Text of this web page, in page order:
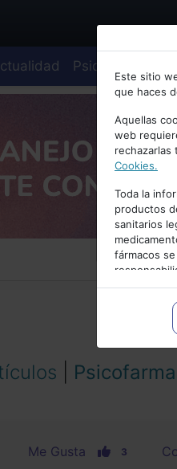
Escribe tu
Accede o
Psiquiatría
Este sitio
que haces
Aquellas
web
rechazarlas
Cookies.
Toda la
productos
sanitarios
fármacos
adecuado
Me Gusta 3